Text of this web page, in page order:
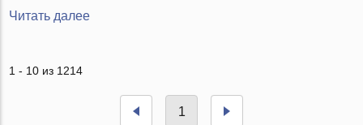
Читать далее
1 - 10 из 1214
1